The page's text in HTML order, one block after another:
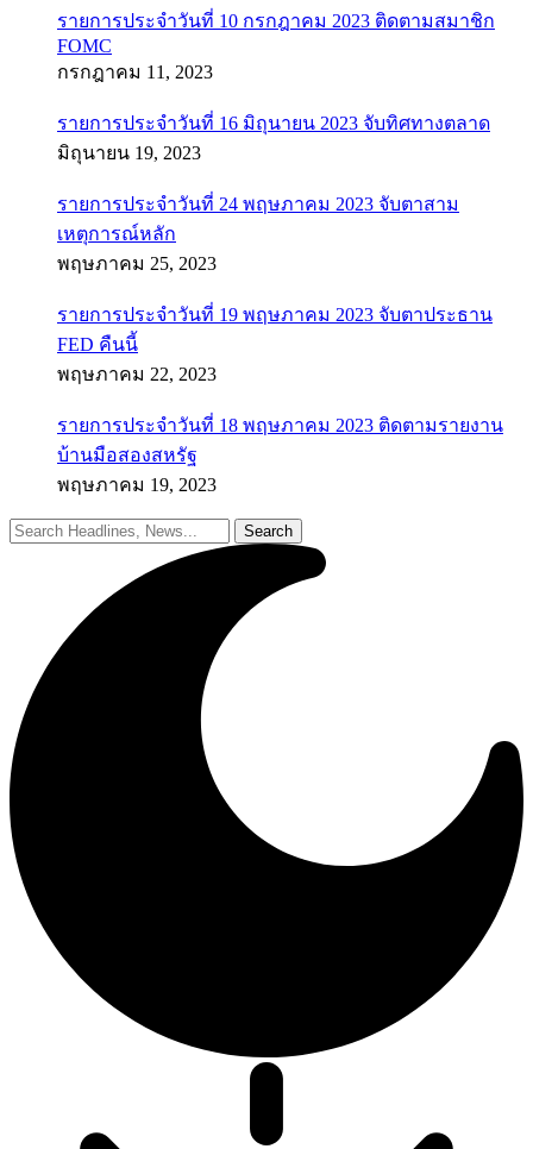
รายการประจำวันที่ 10 กรกฎาคม 2023 ติดตามสมาชิก
FOMC
กรกฎาคม 11, 2023
รายการประจำวันที่ 16 มิถุนายน 2023 จับทิศทางตลาด
มิถุนายน 19, 2023
รายการประจำวันที่ 24 พฤษภาคม 2023 จับตาสาม
เหตุการณ์หลัก
พฤษภาคม 25, 2023
รายการประจำวันที่ 19 พฤษภาคม 2023 จับตาประธาน
FED คืนนี้
พฤษภาคม 22, 2023
รายการประจำวันที่ 18 พฤษภาคม 2023 ติดตามรายงาน
บ้านมือสองสหรัฐ
พฤษภาคม 19, 2023